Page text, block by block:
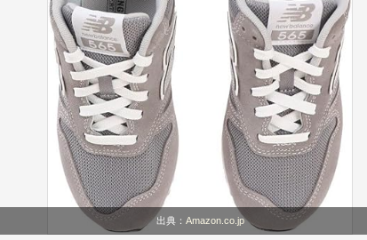
出典： Amazon.co.jp